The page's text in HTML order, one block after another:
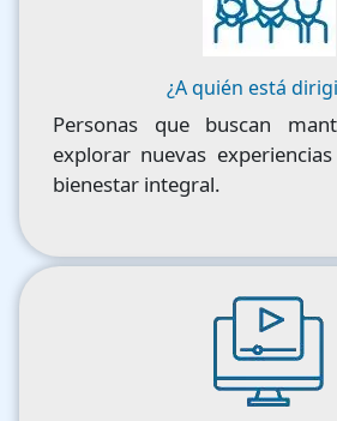
¿A quién está
Personas que buscan
explorar nuevas
bienestar integral.